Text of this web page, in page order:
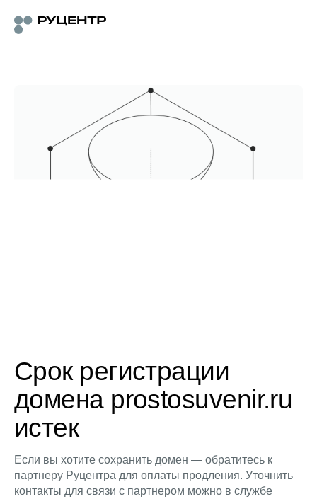
Срок регистрации
домена prostosuvenir.ru
истек
Если вы хотите сохранить домен — обратитесь к
партнеру Руцентра для оплаты продления. Уточнить
контакты для связи с партнером можно в службе